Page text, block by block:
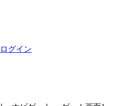
ログイン